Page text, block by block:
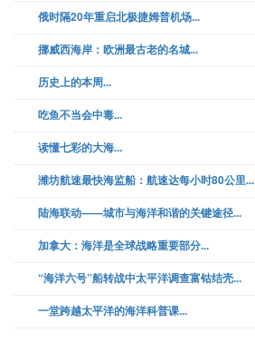
俄时隔20年重启北极捷姆普机场...
挪威西海岸：欧洲最古老的名城...
历史上的本周...
吃鱼不当会中毒...
读懂七彩的大海...
潍坊航速最快海监船：航速达每小时80公里...
陆海联动——城市与海洋和谐的关键途径...
加拿大：海洋是全球战略重要部分...
“海洋六号”船转战中太平洋调查富钴结壳...
一堂跨越太平洋的海洋科普课...